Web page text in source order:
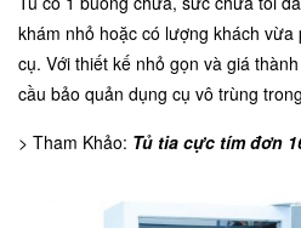
khám nhỏ hoặc có lượng khách
cụ. Với thiết kế nhỏ gọn và giá
cầu bảo quản dụng cụ vô trùng
> Tham Khảo: Tủ tia cực tím đơn